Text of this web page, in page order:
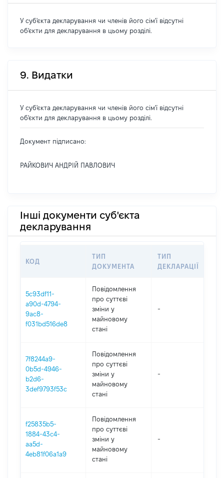
У суб'єкта декларування чи членів його сім'ї відсутні
об'єкти для декларування в цьому розділі.
9. Видатки
У суб'єкта декларування чи членів його сім'ї відсутні
об'єкти для декларування в цьому розділі.
Документ підписано:
РАЙКОВИЧ АНДРІЙ ПАВЛОВИЧ
Інші документи суб'єкта
декларування
КОД
ТИП
ДОКУМЕНТА
ТИП
ДЕКЛАРАЦІЇ
5c93df11-
a90d-4794-
9ac8-
f031bd516de8
Повідомлення
про суттєві
зміни y
майновому
стані
-
7f8244a9-
0b5d-4946-
b2d6-
3def9793f53c
Повідомлення
про суттєві
зміни y
майновому
стані
-
f25835b5-
1884-43c4-
aa5d-
4eb81f06a1a9
Повідомлення
про суттєві
зміни y
майновому
стані
-